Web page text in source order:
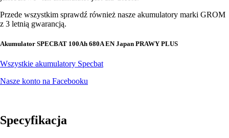
Przede wszystkim sprawdź również nasze akumulatory marki GROM
z 3 letnią gwarancją.
Akumulator SPECBAT 100Ah 680A EN Japan PRAWY PLUS
Wszystkie akumulatory Specbat
Nasze konto na Facebooku
Specyfikacja